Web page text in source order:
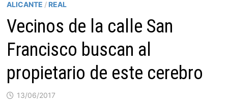
ALICANTE / REAL
Vecinos de la calle San
Francisco buscan al
propietario de este cerebro
13/06/2017